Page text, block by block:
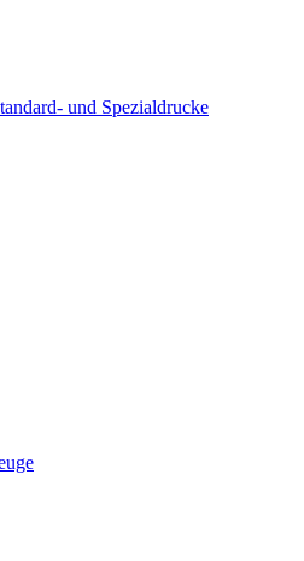
und Spezialdrucke